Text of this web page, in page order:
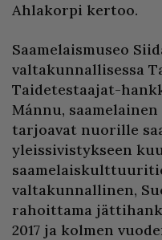
Ahlakorpi kertoo.
Saamelaismuseo
valtakunnallisessa
Taidetestaajat-
Mánnu,
tarjoavat nuorille
yleissivistykseen
valtakunnallinen,
rahoittama
2017 ja kolmen